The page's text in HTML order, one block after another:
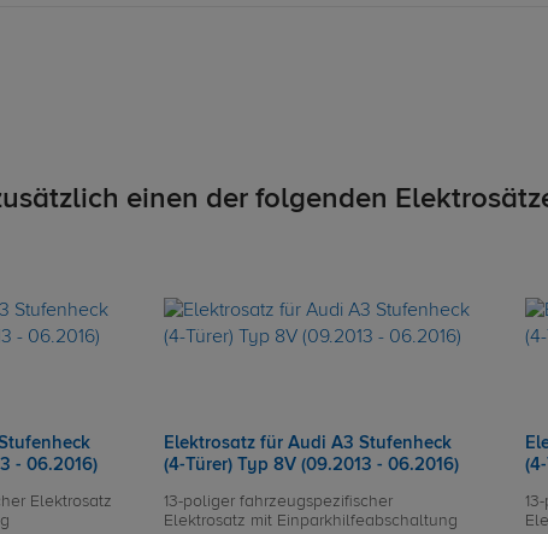
einen der folgenden
- 06.2016)
Elektrosatz
Elektrosatz für Audi A3 Stufenheck
(4-Türer) Typ 8V (09.2013 - 06.2016)
13-poliger fahrzeugspezifischer
Elektrosatz mit Einparkhilfeabschaltung